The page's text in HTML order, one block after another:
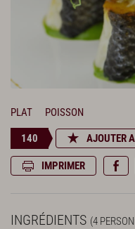
PLAT POISSON
140 AJOUTER
IMPRIMER
INGRÉDIENTS (4